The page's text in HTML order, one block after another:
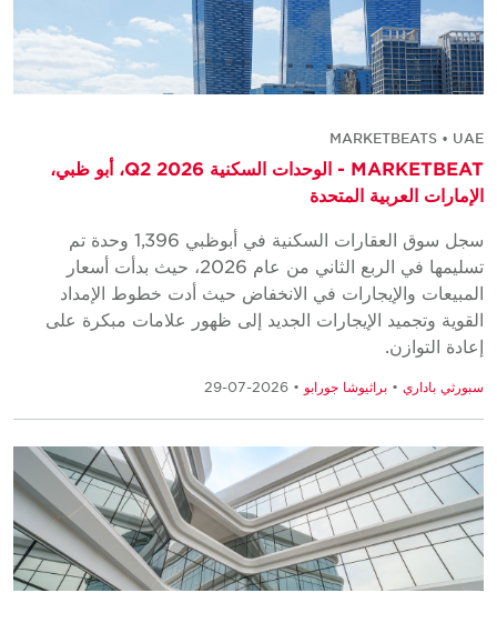
MARKETBEATS • UAE
MARKETBEAT - الوحدات السكنية Q2 2026، أبو ظبي،
الإمارات العربية المتحدة
سجل سوق العقارات السكنية في أبوظبي 1,396 وحدة تم
تسليمها في الربع الثاني من عام 2026، حيث بدأت أسعار
المبيعات والإيجارات في الانخفاض حيث أدت خطوط الإمداد
القوية وتجميد الإيجارات الجديد إلى ظهور علامات مبكرة على
إعادة التوازن.
سبورثي باداري • براثيوشا جورابو • 2026-07-29